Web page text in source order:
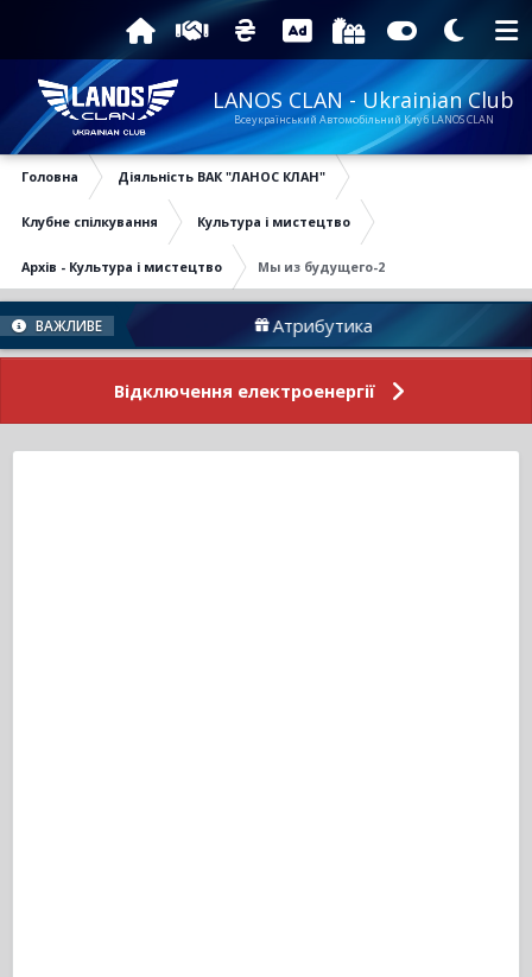
LANOS CLAN - Ukrainian Club
Всеукраїнський Автомобільний Клуб LANOS CLAN
Головна Діяльність ВАК "ЛАНОС КЛАН"
Клубне спілкування Культура і мистецтво
Архів - Культура і мистецтво Мы из будущего-2
ВАЖЛИВЕ Атрибутика
Відключення електроенергії